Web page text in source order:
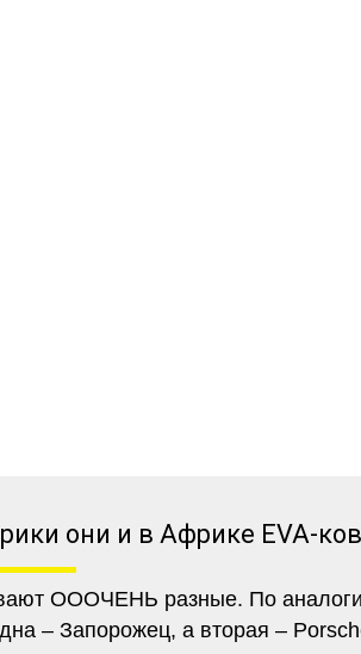
они и в Африке EVA-
ОООЧЕНЬ разные. По
– Запорожец, а вторая –